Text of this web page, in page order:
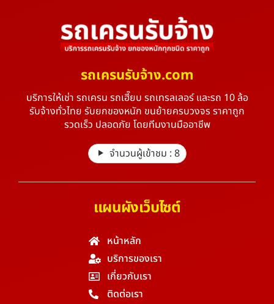
รถเครนรับจ้าง.com
บริการให้เช่า รถเครน รถเฮี๊ยบ รถเทรลเลอร์ และรถ 10 ล้อ
รับจ้างทั่วไทย รับยกของหนัก ขนย้ายครบวงจร ราคาถูก
รวดเร็ว ปลอดภัย โดยทีมงานมืออาชีพ
จำนวนผู้เข้าชม : 8
แผนผังเว็บไซต์
หน้าหลัก
บริการของเรา
เกี่ยวกับเรา
ติดต่อเรา